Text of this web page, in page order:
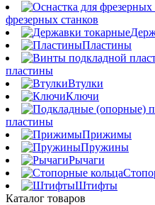
фрезерных станков
Пластины
пластины
Втулки
Ключи
пластины
Прижимы
Пружины
Рычаги
Штифты
Каталог товаров